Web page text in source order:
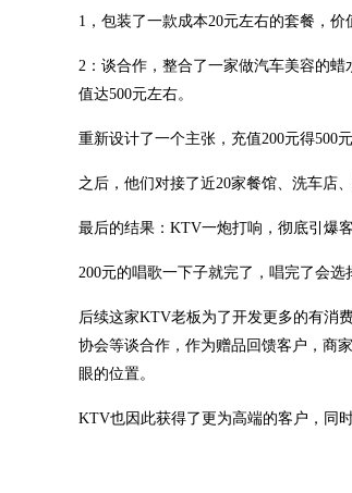
1，包装了一款成本20元左右的套餐，
2：谈合作，整合了一家做汽车美容的
值达500元左右。
重新设计了一个主张，充值200元得500
之后，他们对接了近20家餐馆、洗车店
最后的结果：KTV一炮打响，彻底引爆
200元的唱歌一下子就完了，唱完了会
后续这家KTV老板为了开发更多的有消
协会等谈合作，作为赠品回馈客户，商
眼的位置。
KTV也因此获得了更为高端的客户，同